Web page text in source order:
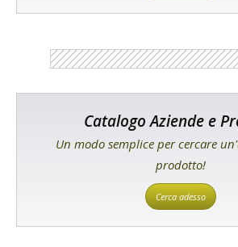
Catalogo Aziende e
Un modo semplice per cercare
prodotto!
Cerca adesso